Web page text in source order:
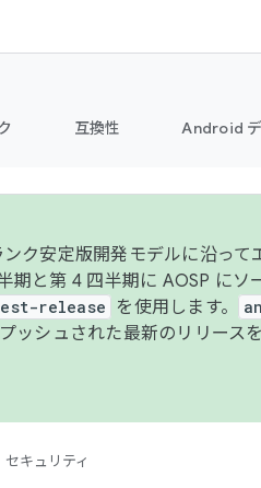
互換性 Android
ク安定版開発モデルに沿っ
期と第 4 四半期に AOSP に
release を使用します。
ッシュされた最新のリリース
セキュリティ